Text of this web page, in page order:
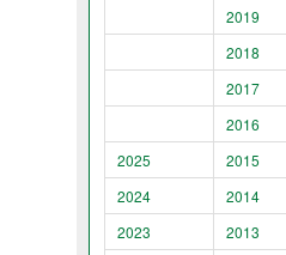
2019
2018
2017
2016
2025
2015
2024
2014
2023
2013